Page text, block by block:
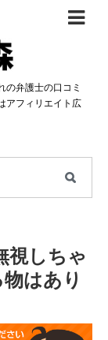
の弁護士の口コミ
ィリエイト広
視しちゃ
はあり